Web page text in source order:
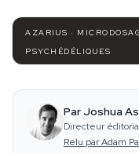
AZARIUS ·
PSYCHÉDÉLIQUES
Par Joshua
Directeur
Relu par Adam